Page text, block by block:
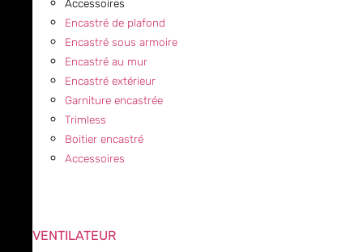
Accessoires
Encastré de plafond
Encastré sous armoire
Encastré au mur
Encastré extérieur
Garniture encastrée
Trimless
Boitier encastré
Accessoires
VENTILATEUR